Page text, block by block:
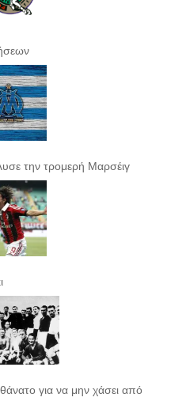
την τρομερή Μαρσέιγ
για να μην χάσει από